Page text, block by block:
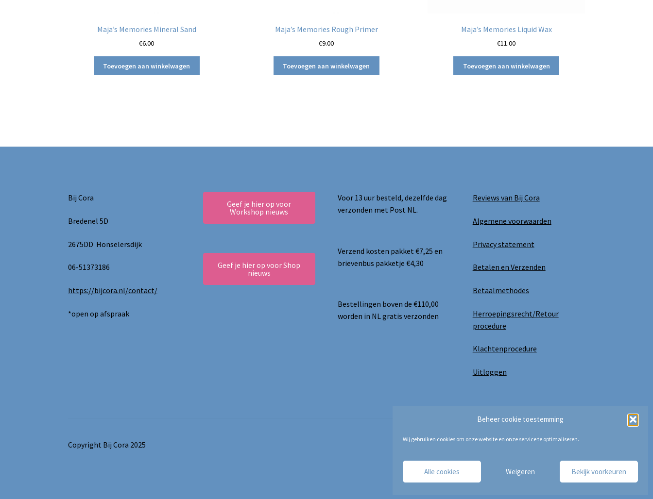
Beheer cookie toestemming
Wij gebruiken cookies om onze website en onze service te optimaliseren.
Alle cookies Weigeren Bekijk voorkeuren
Maja’s Memories Mineral Sand
€6.00
Toevoegen aan winkelwagen
Maja’s Memories Rough Primer
€9.00
Toevoegen aan winkelwagen
Maja’s Memories Liquid Wax
€11.00
Toevoegen aan winkelwagen
Bij Cora
Bredenel 5D
2675DD Honselersdijk
06-51373186
https://bijcora.nl/contact/
*open op afspraak
Geef je hier op voor
Workshop nieuws
Geef je hier op voor Shop
nieuws
Voor 13 uur besteld, dezelfde dag
verzonden met Post NL.
Verzend kosten pakket €7,25 en
brievenbus pakketje €4,30
Bestellingen boven de €110,00
worden in NL gratis verzonden
Reviews van Bij Cora
Algemene voorwaarden
Privacy statement
Betalen en Verzenden
Betaalmethodes
Herroepingsrecht/Retour
procedure
Klachtenprocedure
Uitloggen
Copyright Bij Cora 2025